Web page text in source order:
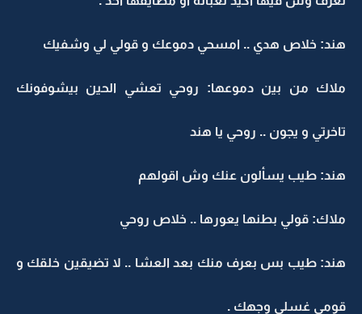
هند: خلاص هدي .. امسحي دموعك و قولي لي وشفيك
ملاك من بين دموعها: روحي تعشي الحين بيشوفونك
تاخرتي و يجون .. روحي يا هند
هند: طيب يسألون عنك وش اقولهم
ملاك: قولي بطنها يعورها .. خلاص روحي
هند: طيب بس بعرف منك بعد العشا .. لا تضيقين خلقك و
قومي غسلي وجهك .